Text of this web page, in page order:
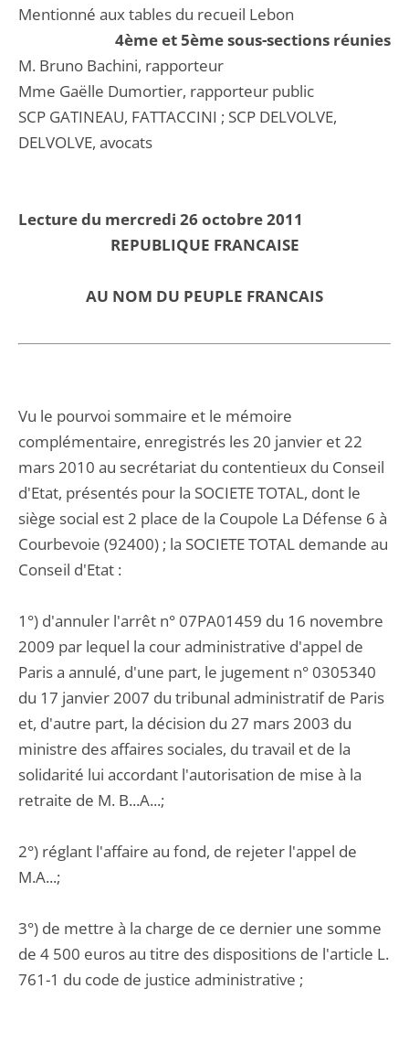
Mentionné aux tables du recueil Lebon
4ème et 5ème sous-sections réunies
M. Bruno Bachini, rapporteur
Mme Gaëlle Dumortier, rapporteur public
SCP GATINEAU, FATTACCINI ; SCP DELVOLVE,
DELVOLVE, avocats
Lecture du mercredi 26 octobre 2011
REPUBLIQUE FRANCAISE
AU NOM DU PEUPLE FRANCAIS
Vu le pourvoi sommaire et le mémoire
complémentaire, enregistrés les 20 janvier et 22
mars 2010 au secrétariat du contentieux du Conseil
d'Etat, présentés pour la SOCIETE TOTAL, dont le
siège social est 2 place de la Coupole La Défense 6 à
Courbevoie (92400) ; la SOCIETE TOTAL demande au
Conseil d'Etat :
1°) d'annuler l'arrêt n° 07PA01459 du 16 novembre
2009 par lequel la cour administrative d'appel de
Paris a annulé, d'une part, le jugement n° 0305340
du 17 janvier 2007 du tribunal administratif de Paris
et, d'autre part, la décision du 27 mars 2003 du
ministre des affaires sociales, du travail et de la
solidarité lui accordant l'autorisation de mise à la
retraite de M. B...A...;
2°) réglant l'affaire au fond, de rejeter l'appel de
M.A...;
3°) de mettre à la charge de ce dernier une somme
de 4 500 euros au titre des dispositions de l'article L.
761-1 du code de justice administrative ;